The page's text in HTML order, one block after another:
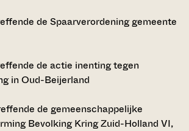
de Spaarverordening gemeente
de actie inenting tegen
in Oud-Beijerland
de gemeenschappelijke
Bevolking Kring Zuid-Holland VI,